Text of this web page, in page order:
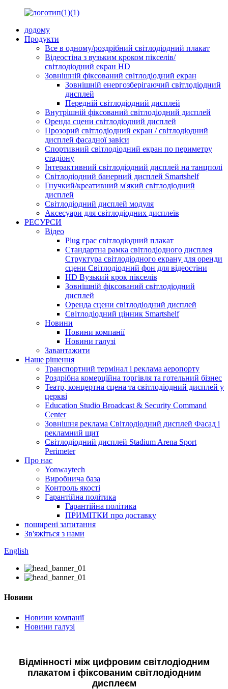
додому
Продукти
Все в одному/роздрібний світлодіодний плакат
Відеостіна з вузьким кроком пікселів/
світлодіодний екран HD
Зовнішній фіксований світлодіодний екран
Зовнішній енергозберігаючий світлодіодний
дисплей
Передній світлодіодний дисплей
Внутрішній фіксований світлодіодний дисплей
Оренда сцени світлодіодний дисплей
Прозорий світлодіодний екран / світлодіодний
дисплей фасадної завіси
Спортивний світлодіодний екран по периметру
стадіону
Інтерактивний світлодіодний дисплей на танцполі
Світлодіодний банерний дисплей Smartshelf
Гнучкий/креативний м'який світлодіодний
дисплей
Світлодіодний дисплей модуля
Аксесуари для світлодіодних дисплеїв
РЕСУРСИ
Відео
Plug грає світлодіодний плакат
Стандартна рамка світлодіодного дисплея
Структура світлодіодного екрану для оренди
сцени Світлодіодний фон для відеостіни
HD Вузький крок пікселів
Зовнішній фіксований світлодіодний
дисплей
Оренда сцени світлодіодний дисплей
Світлодіодний цінник Smartshelf
Новини
Новини компанії
Новини галузі
Завантажити
Наше рішення
Транспортний термінал і реклама аеропорту
Роздрібна комерційна торгівля та готельний бізнес
Театр, концертна сцена та світлодіодний дисплей у
церкві
Education Studio Broadcast & Security Command
Center
Зовнішня реклама Світлодіодний дисплей Фасад і
рекламний щит
Світлодіодний дисплей Stadium Arena Sport
Perimeter
Про нас
Yonwaytech
Виробнича база
Контроль якості
Гарантійна політика
Гарантійна політика
ПРИМІТКИ про доставку
поширені запитання
Зв'яжіться з нами
English
Новини
Новини компанії
Новини галузі
Відмінності між цифровим світлодіодним
плакатом і фіксованим світлодіодним
дисплеєм